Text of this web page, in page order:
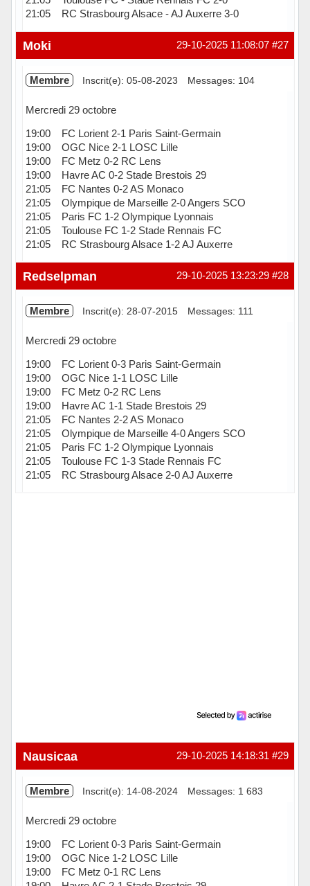
21:05 RC Strasbourg Alsace - AJ Auxerre 3-0
Hors ligne #27
29-10-2025 11:08:07
Moki
Membre Inscrit(e): 05-08-2023 Messages: 104
Mercredi 29 octobre
19:00 FC Lorient 2-1 Paris Saint-Germain
19:00 OGC Nice 2-1 LOSC Lille
19:00 FC Metz 0-2 RC Lens
19:00 Havre AC 0-2 Stade Brestois 29
21:05 FC Nantes 0-2 AS Monaco
21:05 Olympique de Marseille 2-0 Angers SCO
21:05 Paris FC 1-2 Olympique Lyonnais
21:05 Toulouse FC 1-2 Stade Rennais FC
21:05 RC Strasbourg Alsace 1-2 AJ Auxerre
Hors ligne #28
29-10-2025 13:23:29
Redselpman
Membre Inscrit(e): 28-07-2015 Messages: 111
Mercredi 29 octobre
19:00 FC Lorient 0-3 Paris Saint-Germain
19:00 OGC Nice 1-1 LOSC Lille
19:00 FC Metz 0-2 RC Lens
19:00 Havre AC 1-1 Stade Brestois 29
21:05 FC Nantes 2-2 AS Monaco
21:05 Olympique de Marseille 4-0 Angers SCO
21:05 Paris FC 1-2 Olympique Lyonnais
21:05 Toulouse FC 1-3 Stade Rennais FC
21:05 RC Strasbourg Alsace 2-0 AJ Auxerre
#29
29-10-2025 14:18:31
Nausicaa
Membre Inscrit(e): 14-08-2024 Messages: 1 683
Mercredi 29 octobre
19:00 FC Lorient 0-3 Paris Saint-Germain
19:00 OGC Nice 1-2 LOSC Lille
19:00 FC Metz 0-1 RC Lens